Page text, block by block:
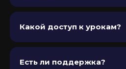
Какой доступ к урокам?
Есть ли поддержка?